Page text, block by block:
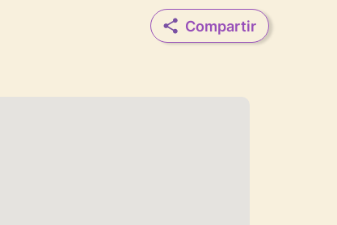
Compartir